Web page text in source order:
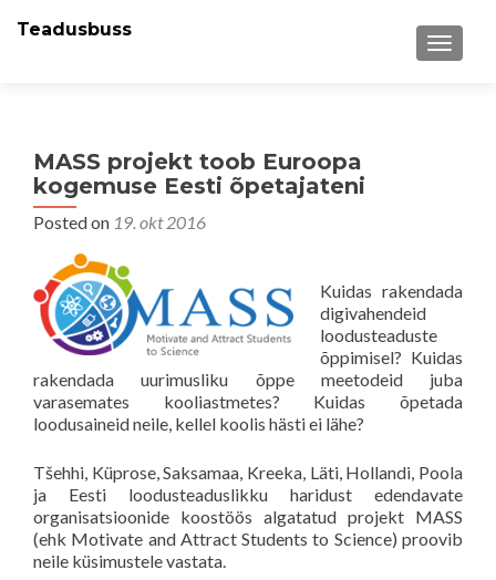
MENU
Teadusbuss
MASS projekt toob Euroopa
kogemuse Eesti õpetajateni
Posted on 19. okt 2016
Kuidas rakendada
digivahendeid
loodusteaduste
õppimisel? Kuidas
rakendada uurimusliku õppe meetodeid juba
varasemates kooliastmetes? Kuidas õpetada
loodusaineid neile, kellel koolis hästi ei lähe?
Tšehhi, Küprose, Saksamaa, Kreeka, Läti, Hollandi, Poola
ja Eesti loodusteaduslikku haridust edendavate
organisatsioonide koostöös algatatud projekt MASS
(ehk Motivate and Attract Students to Science) proovib
neile küsimustele vastata.